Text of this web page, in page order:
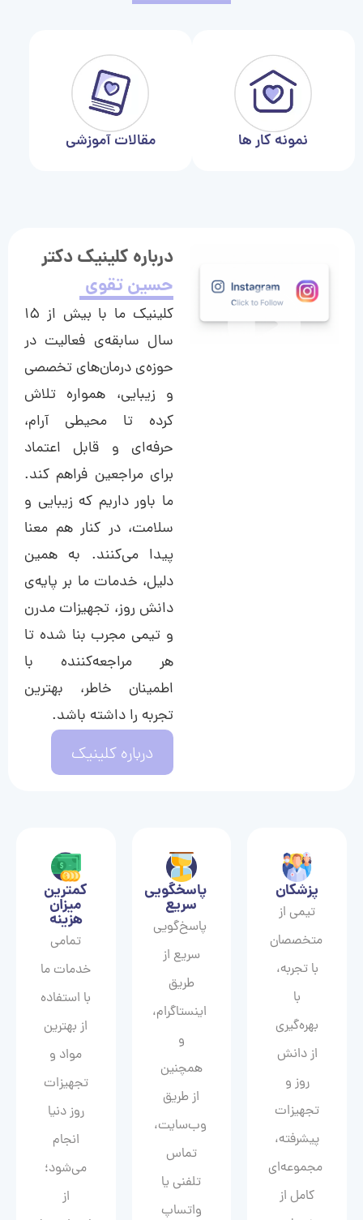
نمونه کار ها مقالات آموزشی
درباره کلینیک دکتر
حسین تقوی
کلینیک ما با بیش از ۱۵
سال سابقه‌ی فعالیت در
حوزه‌ی درمان‌های تخصصی
و زیبایی، همواره تلاش
کرده تا محیطی آرام،
حرفه‌ای و قابل اعتماد
برای مراجعین فراهم کند.
ما باور داریم که زیبایی و
سلامت، در کنار هم معنا
پیدا می‌کنند. به همین
دلیل، خدمات ما بر پایه‌ی
دانش روز، تجهیزات مدرن
و تیمی مجرب بنا شده تا
هر مراجعه‌کننده با
اطمینان خاطر، بهترین
تجربه را داشته باشد.
درباره کلینیک
پزشکان
تیمی از
متخصصان
با تجربه،
با
بهره‌گیری
از دانش
روز و
تجهیزات
پیشرفته،
مجموعه‌ای
کامل از
پاسخگویی
سریع
پاسخ‌گویی
سریع از
طریق
اینستاگرام،
و
همچنین
از طریق
وب‌سایت،
تماس
تلفنی یا
واتساپ
کمترین
میزان
هزینه
تمامی
خدمات ما
با استفاده
از بهترین
مواد و
تجهیزات
روز دنیا
انجام
می‌شود؛
از